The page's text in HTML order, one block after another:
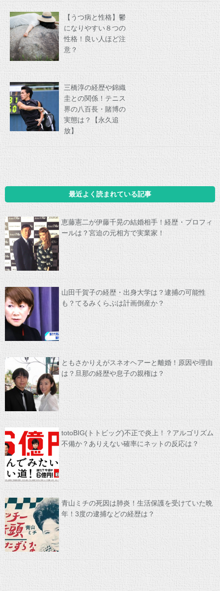
【うつ病と性格】鬱
になりやすい８つの
性格！良い人ほど注
意？
三橋淳の経歴や錦織
圭との関係！テニス
界の八百長・賭博の
実態は？【永久追
放】
最近よく読まれている記事
恵藤憲二が伊藤千晃の結婚相手！経歴・プロフィ
ールは？宮迫の元相方で実業家！
山田千賀子の経歴・出身大学は？逮捕の可能性
も？てるみくらぶは計画倒産か？
ともさかりえがスネオヘアーと離婚！原因や理由
は？旦那の経歴や息子の親権は？
totoBIG(トトビッグ)不正で炎上！？アルゴリズム
不備か？ありえない確率にネットの反応は？
青山ミチの死因は肺炎！生活保護を受けていた晩
年！3度の逮捕などの経歴は？